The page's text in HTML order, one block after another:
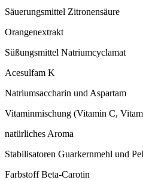
Säuerungsmittel Zitronensäure
Orangenextrakt
Süßungsmittel Natriumcyclamat
Acesulfam K
Natriumsaccharin und Aspartam
Vitaminmischung (Vitamin C,
natürliches Aroma
Stabilisatoren Guarkernmehl und
Farbstoff Beta-Carotin